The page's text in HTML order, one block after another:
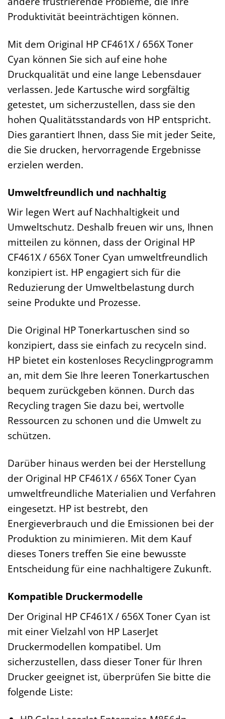
Produktivität beeinträchtigen können.
Mit dem Original HP CF461X / 656X Toner
Cyan können Sie sich auf eine hohe
Druckqualität und eine lange Lebensdauer
verlassen. Jede Kartusche wird sorgfältig
getestet, um sicherzustellen, dass sie den
hohen Qualitätsstandards von HP entspricht.
Dies garantiert Ihnen, dass Sie mit jeder Seite,
die Sie drucken, hervorragende Ergebnisse
erzielen werden.
Umweltfreundlich und nachhaltig
Wir legen Wert auf Nachhaltigkeit und
Umweltschutz. Deshalb freuen wir uns, Ihnen
mitteilen zu können, dass der Original HP
CF461X / 656X Toner Cyan umweltfreundlich
konzipiert ist. HP engagiert sich für die
Reduzierung der Umweltbelastung durch
seine Produkte und Prozesse.
Die Original HP Tonerkartuschen sind so
konzipiert, dass sie einfach zu recyceln sind.
HP bietet ein kostenloses Recyclingprogramm
an, mit dem Sie Ihre leeren Tonerkartuschen
bequem zurückgeben können. Durch das
Recycling tragen Sie dazu bei, wertvolle
Ressourcen zu schonen und die Umwelt zu
schützen.
Darüber hinaus werden bei der Herstellung
der Original HP CF461X / 656X Toner Cyan
umweltfreundliche Materialien und Verfahren
eingesetzt. HP ist bestrebt, den
Energieverbrauch und die Emissionen bei der
Produktion zu minimieren. Mit dem Kauf
dieses Toners treffen Sie eine bewusste
Entscheidung für eine nachhaltigere Zukunft.
Kompatible Druckermodelle
Der Original HP CF461X / 656X Toner Cyan ist
mit einer Vielzahl von HP LaserJet
Druckermodellen kompatibel. Um
sicherzustellen, dass dieser Toner für Ihren
Drucker geeignet ist, überprüfen Sie bitte die
folgende Liste: